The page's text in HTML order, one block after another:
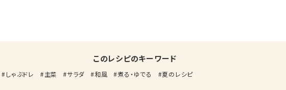
このレシピのキーワード
しゃぶドレ 主菜 サラダ 和風 煮る・ゆでる 夏のレシピ